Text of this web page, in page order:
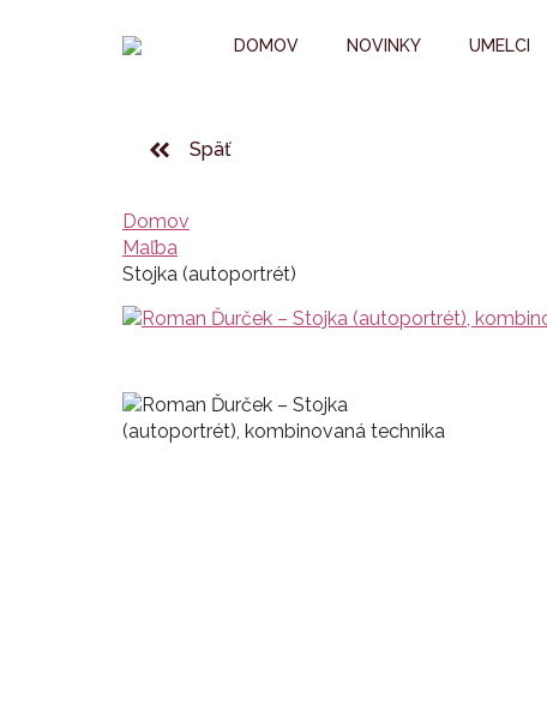
DOMOV NOVINKY UMELCI
Späť
Domov
Maľba
Stojka (autoportrét)